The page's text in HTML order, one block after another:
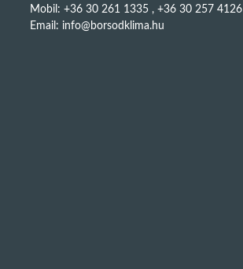
Mobil: +36 30 261 1335 , +36 30 257 4126
Email: info@borsodklima.hu